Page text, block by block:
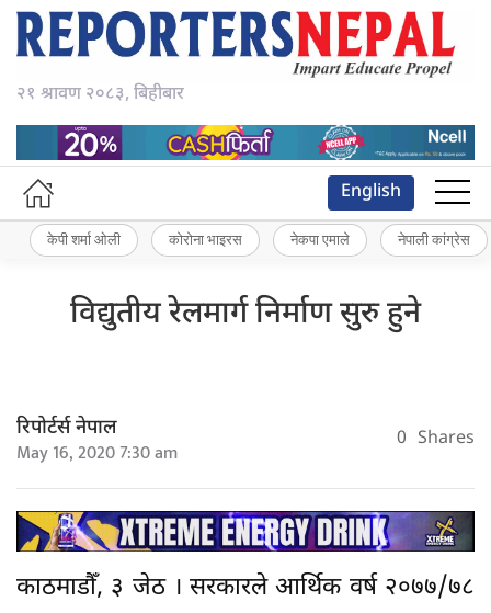
२१ श्रावण २०८३, बिहीबार
English
केपी शर्मा ओली कोरोना भाइरस नेकपा एमाले नेपाली कांग्रेस
विद्युतीय रेलमार्ग निर्माण सुरु हुने
रिपोर्टर्स नेपाल
May 16, 2020 7:30 am 0 Shares
काठमाडौँ, ३ जेठ । सरकारले आर्थिक वर्ष २०७७/७८